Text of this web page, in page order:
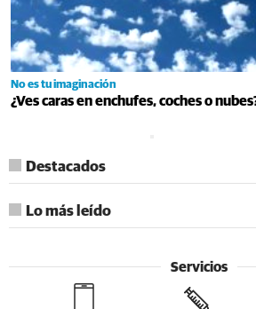
No es tu imaginación
¿Ves caras en enchufes, coches o
Destacados
Lo más leído
Servicios